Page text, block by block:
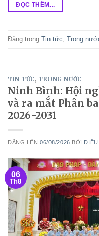
ĐỌC THÊM...
Đăng trong Tin tức Trong
TIN TỨC, TRONG NƯỚC
Ninh Bình: Hội
và ra mắt Phân
2026-2031
ĐĂNG LÊN06/08/2026 BỞI
06
Th8